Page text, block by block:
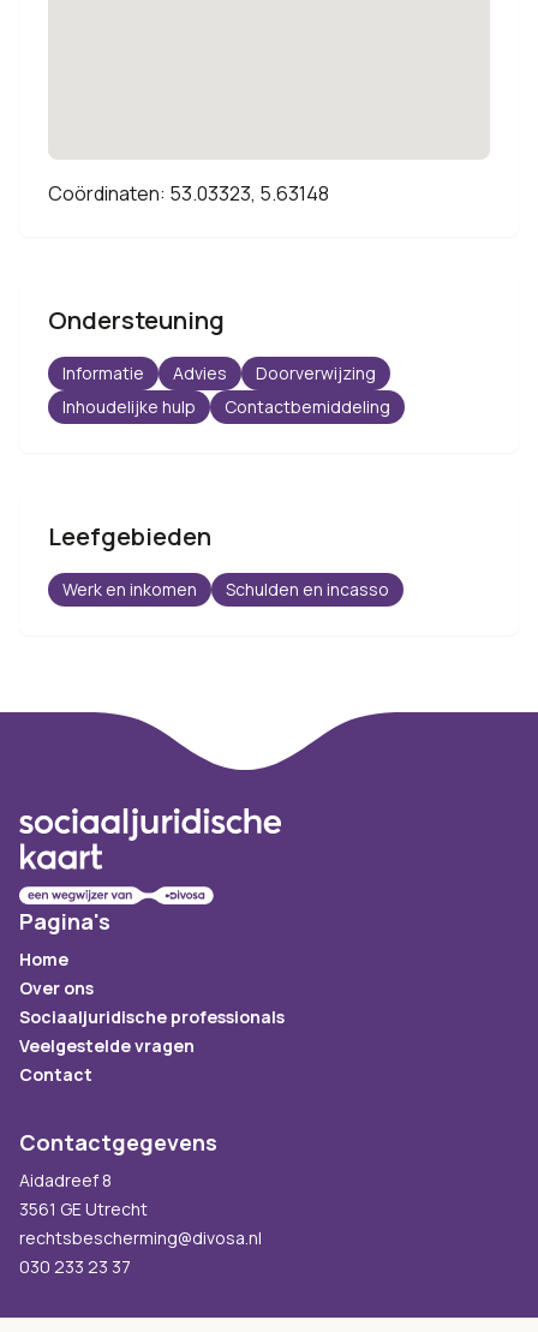
Coördinaten: 53.03323, 5.63148
Ondersteuning
Informatie Advies
Doorverwijzing
Inhoudelijke hulp
Contactbemiddeling
Leefgebieden
Werk en inkomen Schulden en incasso
Pagina's
Home
Over ons
Sociaaljuridische professionals
Veelgestelde vragen
Contact
Contactgegevens
Aidadreef 8
3561 GE Utrecht
rechtsbescherming@divosa.nl
030 233 23 37